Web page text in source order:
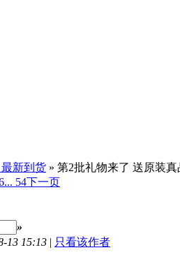
新到货 » 第2批礼物来了 送原装
... 54下一页
»
13 15:13 | 只看该作者